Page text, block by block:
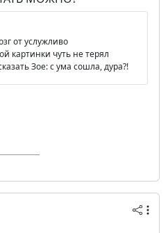
от услужливо
картинки чуть не терял
Зое: с ума сошла, дура?!